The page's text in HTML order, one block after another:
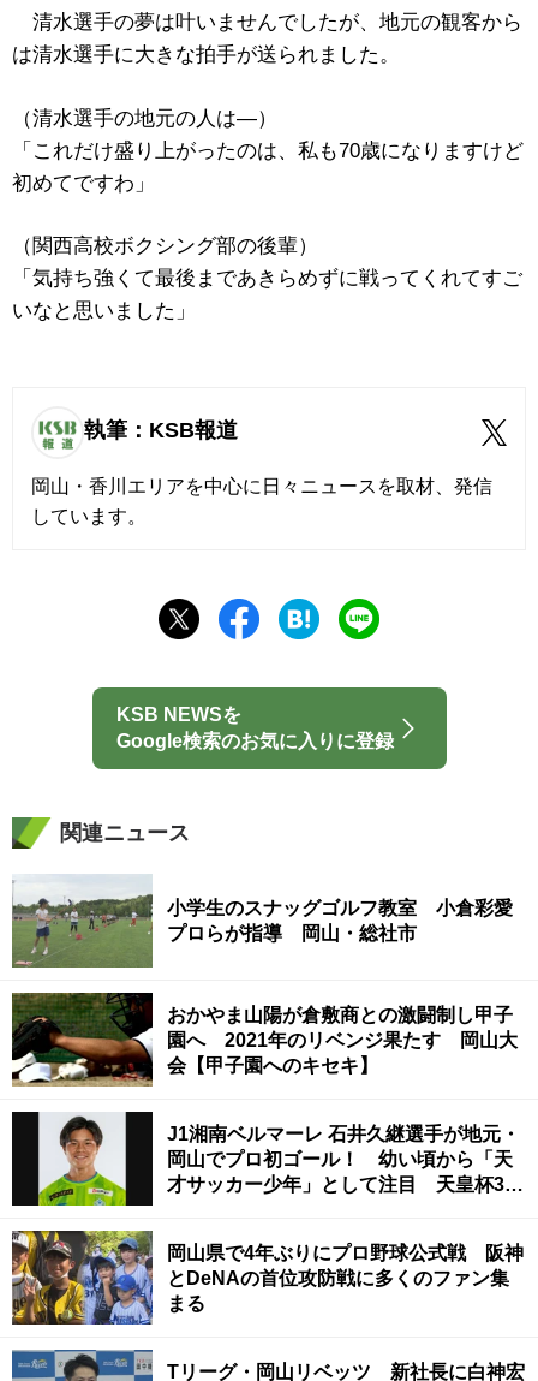
清水選手の夢は叶いませんでしたが、地元の観客から
は清水選手に大きな拍手が送られました。
（清水選手の地元の人は―）
「これだけ盛り上がったのは、私も70歳になりますけど
初めてですわ」
（関西高校ボクシング部の後輩）
「気持ち強くて最後まであきらめずに戦ってくれてすご
いなと思いました」
執筆：KSB報道
岡山・香川エリアを中心に日々ニュースを取材、発信
しています。
KSB NEWSを
Google検索のお気に入りに登録
関連ニュース
小学生のスナッグゴルフ教室 小倉彩愛
プロらが指導 岡山・総社市
おかやま山陽が倉敷商との激闘制し甲子
園へ 2021年のリベンジ果たす 岡山大
会【甲子園へのキセキ】
J1湘南ベルマーレ 石井久継選手が地元・
岡山でプロ初ゴール！ 幼い頃から「天
才サッカー少年」として注目 天皇杯3回
岡山県で4年ぶりにプロ野球公式戦 阪神
とDeNAの首位攻防戦に多くのファン集
まる
Tリーグ・岡山リベッツ 新社長に白神宏